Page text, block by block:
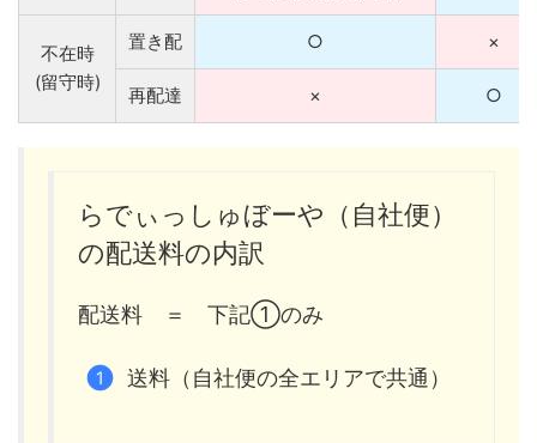
不在時
(留守時)
置き配 ○ ×
再配達 × ○
らでぃっしゅぼーや（自社便）
の配送料の内訳
配送料 ＝ 下記①のみ
送料（自社便の全エリアで共通）